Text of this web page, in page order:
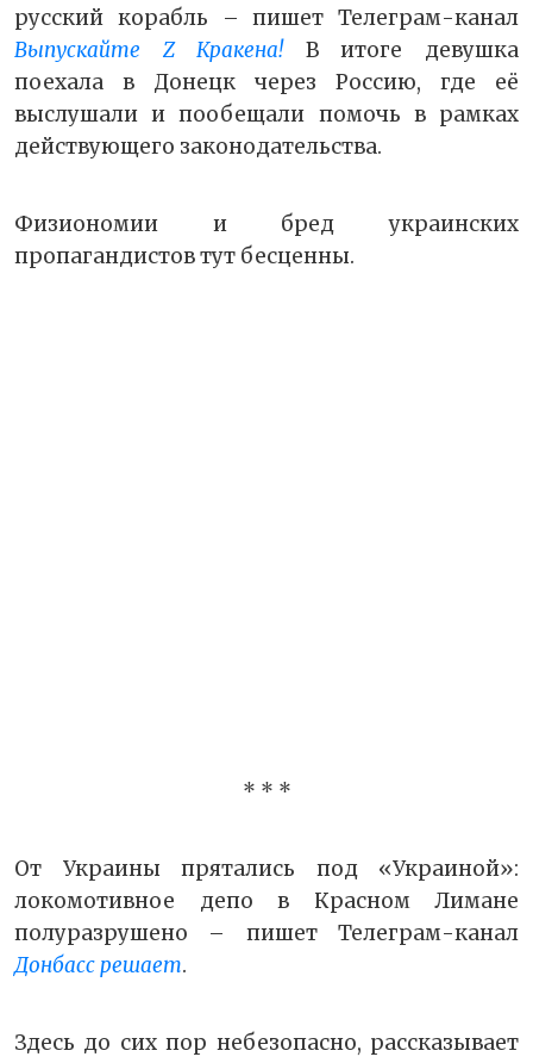
русский корабль – пишет Телеграм-канал
Выпускайте Z Кракена!В итоге девушка
поехала в Донецк через Россию, где её
выслушали и пообещали помочь в рамках
действующего законодательства.
Физиономии и бред украинских
пропагандистов тут бесценны.
* * *
От Украины прятались под «Украиной»:
локомотивное депо в Красном Лимане
полуразрушено – пишет Телеграм-канал
Донбасс решает.
Здесь до сих пор небезопасно, рассказывает